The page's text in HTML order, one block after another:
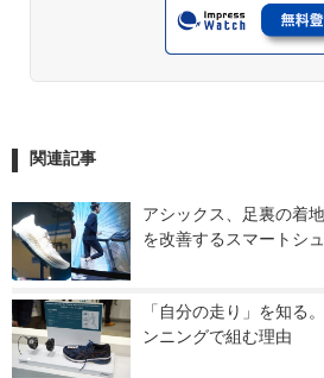
関連記事
アシックス、足裏の着
を改善するスマートシ
「自分の走り」を知る
ンニングで組む理由